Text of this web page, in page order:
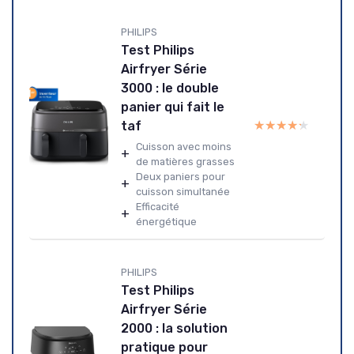
PHILIPS
Test Philips
Airfryer Série
3000 : le double
panier qui fait le
taf
+ Cuisson avec moins
de matières grasses
+ Deux paniers pour
cuisson simultanée
+ Efficacité
énergétique
★★★★★
★★★★★
PHILIPS
Test Philips
Airfryer Série
2000 : la solution
pratique pour